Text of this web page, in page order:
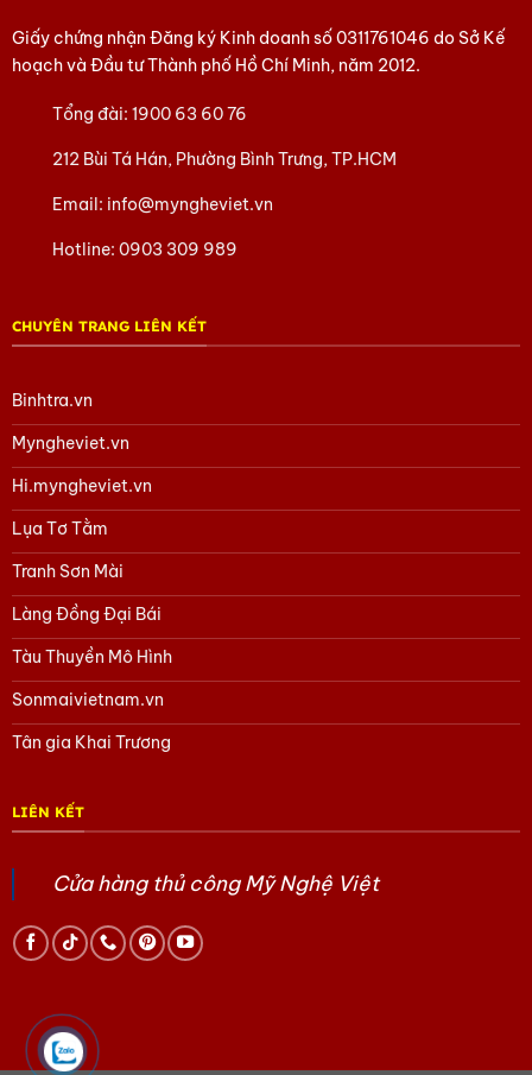
Giấy chứng nhận Đăng ký Kinh doanh số0311761046 do Sở Kế
hoạch và Đầu tư Thành phố Hồ Chí Minh, năm 2012.
Tổng đài:1900 63 60 76
212 Bùi Tá Hán, Phường Bình Trưng, TP.HCM
Email: info@myngheviet.vn
Hotline:0903 309 989
CHUYÊN TRANG LIÊN KẾT
Binhtra.vn
Myngheviet.vn
Hi.myngheviet.vn
Lụa Tơ Tằm
Tranh Sơn Mài
Làng Đồng Đại Bái
Tàu Thuyền Mô Hình
Sonmaivietnam.vn
Tân gia Khai Trương
LIÊN KẾT
Cửa hàng thủ công Mỹ Nghệ Việt